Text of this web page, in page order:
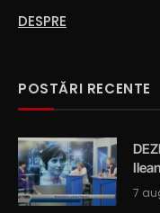
DESPRE
POSTĂRI RECENTE
7